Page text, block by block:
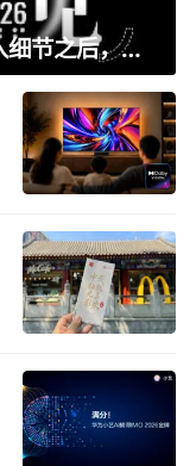
6大品牌手机无障碍横评：深入细节之后，似乎只有苹果能挺住？｜ 看见2026